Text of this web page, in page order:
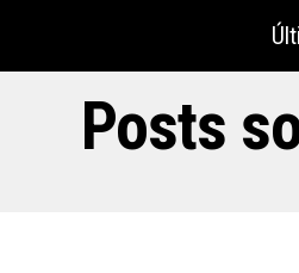
Posts